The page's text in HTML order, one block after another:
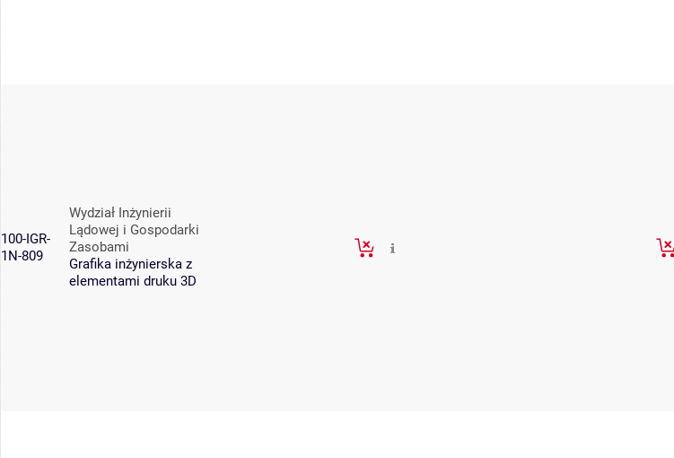
100-IGR-
1N-809
Wydział Inżynierii
Lądowej i Gospodarki
Zasobami
Grafika inżynierska z
elementami druku 3D